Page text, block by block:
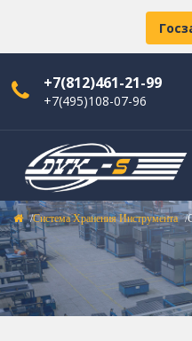
+7(812)461-21-99
+7(495)108-07-96
Система Хранения Инструмента